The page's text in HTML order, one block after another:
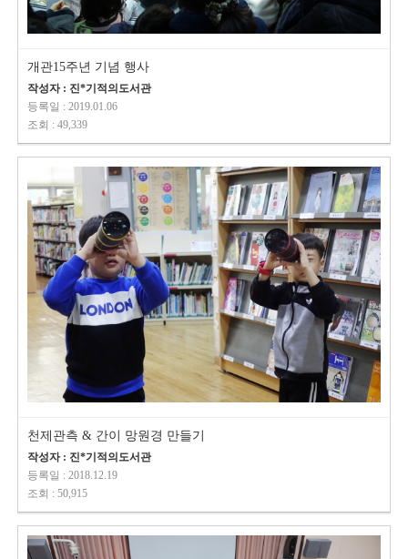
개관15주년 기념 행사
작성자 : 진*기적의도서관
등록일 : 2019.01.06
조회 : 49,339
천제관측 & 간이 망원경 만들기
작성자 : 진*기적의도서관
등록일 : 2018.12.19
조회 : 50,915